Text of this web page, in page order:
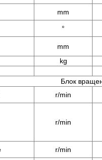
mm
°
mm
kg
Блок
r/min
r/min
r/min